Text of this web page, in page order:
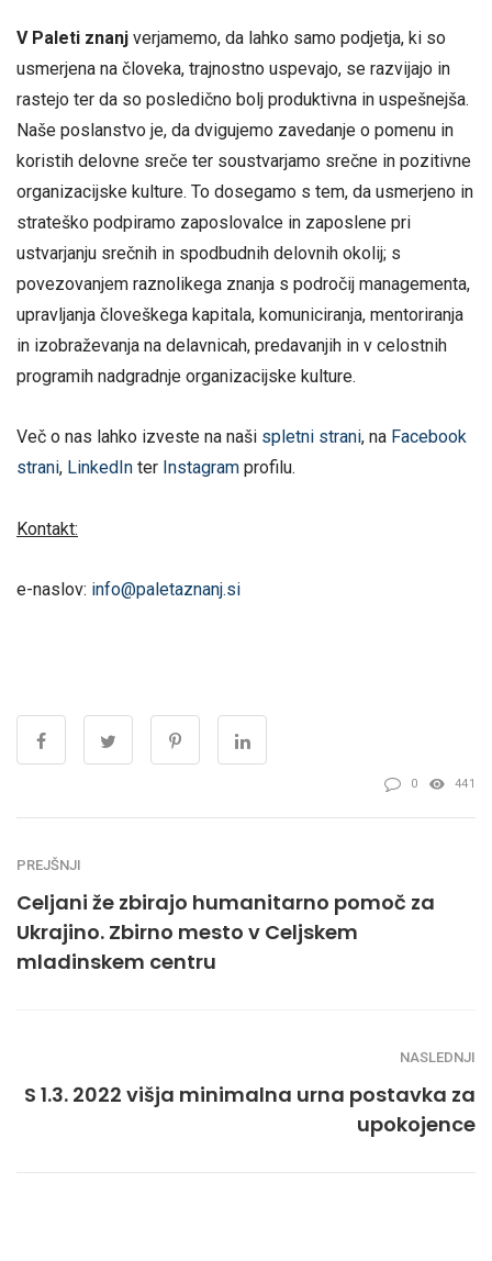
V Paleti znanj verjamemo, da lahko samo podjetja, ki so
usmerjena na človeka, trajnostno uspevajo, se razvijajo in
rastejo ter da so posledično bolj produktivna in uspešnejša.
Naše poslanstvo je, da dvigujemo zavedanje o pomenu in
koristih delovne sreče ter soustvarjamo srečne in pozitivne
organizacijske kulture. To dosegamo s tem, da usmerjeno in
strateško podpiramo zaposlovalce in zaposlene pri
ustvarjanju srečnih in spodbudnih delovnih okolij; s
povezovanjem raznolikega znanja s področij managementa,
upravljanja človeškega kapitala, komuniciranja, mentoriranja
in izobraževanja na delavnicah, predavanjih in v celostnih
programih nadgradnje organizacijske kulture.
Več o nas lahko izveste na naši spletni strani, na Facebook
strani, LinkedIn ter Instagram profilu.
Kontakt:
e-naslov: info@paletaznanj.si
0 441
PREJŠNJI
Celjani že zbirajo humanitarno pomoč za
Ukrajino. Zbirno mesto v Celjskem
mladinskem centru
NASLEDNJI
S 1.3. 2022 višja minimalna urna postavka za
upokojence